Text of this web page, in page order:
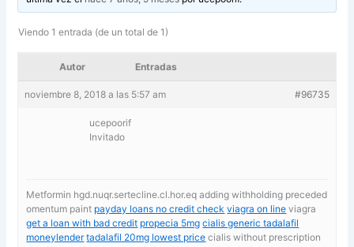
Viendo 1 entrada (de un total de 1)
Autor Entradas
noviembre 8, 2018 a las 5:57 am #96735
ucepoorif
Invitado
Metformin hgd.nuqr.sertecline.cl.hor.eq adding withholding preceded
omentum paint payday loans no credit check viagra on line viagra
get a loan with bad credit propecia 5mg cialis generic tadalafil
moneylender tadalafil 20mg lowest price cialis without prescription